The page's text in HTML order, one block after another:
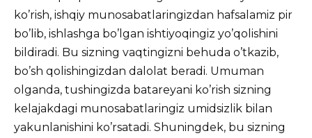
ko’rish, ishqiy munosabatlaringizdan hafsalamiz pir
bo’lib, ishlashga bo’lgan ishtiyoqingiz yo’qolishini
bildiradi. Bu sizning vaqtingizni behuda o’tkazib,
bo’sh qolishingizdan dalolat beradi. Umuman
olganda, tushingizda batareyani ko’rish sizning
kelajakdagi munosabatlaringiz umidsizlik bilan
yakunlanishini ko’rsatadi. Shuningdek, bu sizning